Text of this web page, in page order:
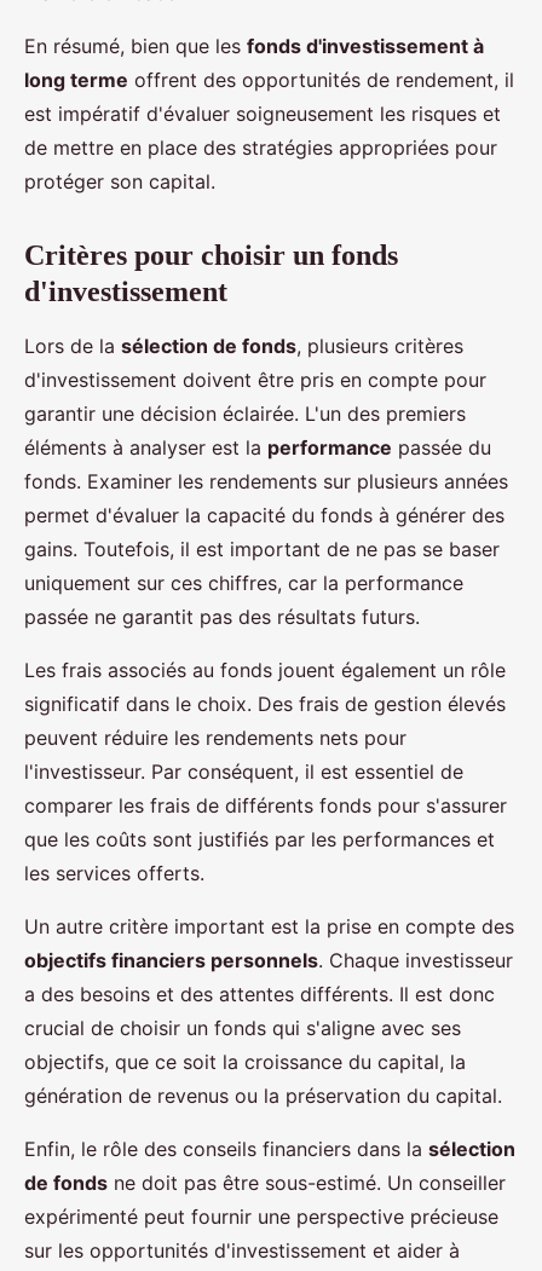
En résumé, bien que les fonds d'investissement à
long terme offrent des opportunités de rendement, il
est impératif d'évaluer soigneusement les risques et
de mettre en place des stratégies appropriées pour
protéger son capital.
Critères pour choisir un fonds
d'investissement
Lors de la sélection de fonds, plusieurs critères
d'investissement doivent être pris en compte pour
garantir une décision éclairée. L'un des premiers
éléments à analyser est la performance passée du
fonds. Examiner les rendements sur plusieurs années
permet d'évaluer la capacité du fonds à générer des
gains. Toutefois, il est important de ne pas se baser
uniquement sur ces chiffres, car la performance
passée ne garantit pas des résultats futurs.
Les frais associés au fonds jouent également un rôle
significatif dans le choix. Des frais de gestion élevés
peuvent réduire les rendements nets pour
l'investisseur. Par conséquent, il est essentiel de
comparer les frais de différents fonds pour s'assurer
que les coûts sont justifiés par les performances et
les services offerts.
Un autre critère important est la prise en compte des
objectifs financiers personnels. Chaque investisseur
a des besoins et des attentes différents. Il est donc
crucial de choisir un fonds qui s'aligne avec ses
objectifs, que ce soit la croissance du capital, la
génération de revenus ou la préservation du capital.
Enfin, le rôle des conseils financiers dans la sélection
de fonds ne doit pas être sous-estimé. Un conseiller
expérimenté peut fournir une perspective précieuse
sur les opportunités d'investissement et aider à